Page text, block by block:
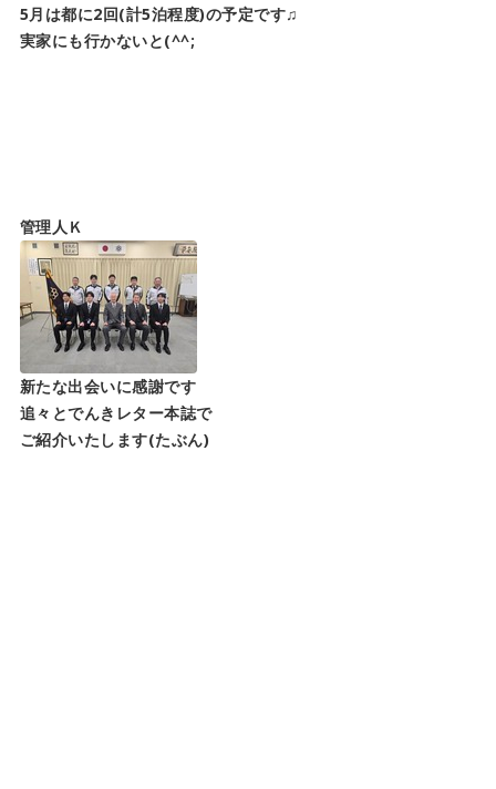
5月は都に2回(計5泊程度)の予定です♫
実家にも行かないと(^^;
管理人Ｋ
新たな出会いに感謝です
追々とでんきレター本誌で
ご紹介いたします(たぶん)